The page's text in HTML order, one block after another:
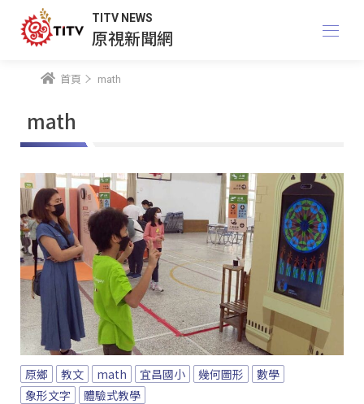
TITV NEWS
原視新聞網
首頁 math
math
原鄉 教文 math 宜昌國小 幾何圖形
數學
象形文字
體驗式教學